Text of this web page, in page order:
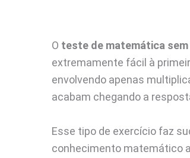
O teste de matemática
extremamente fácil à
envolvendo apenas
acabam chegando a
Esse tipo de exercício faz
conhecimento matemático